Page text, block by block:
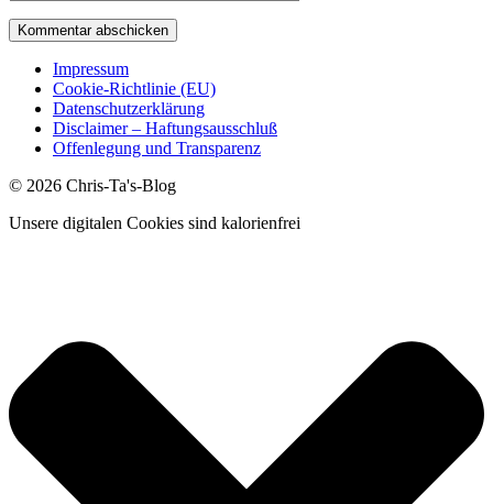
Impressum
Cookie-Richtlinie (EU)
Datenschutzerklärung
Disclaimer – Haftungsausschluß
Offenlegung und Transparenz
© 2026 Chris-Ta's-Blog
Unsere digitalen Cookies sind kalorienfrei